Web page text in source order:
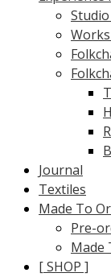
Journal
Textiles
Made To
Pre-
Made
[ SHOP ]